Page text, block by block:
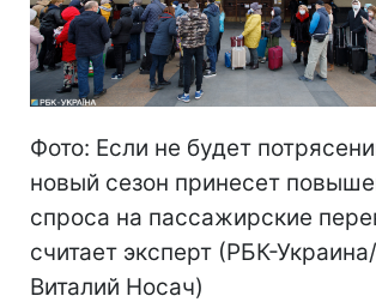
Фото: Если не будет
новый сезон принесет
спроса на пассажирские
считает эксперт (РБК-Украина/
Виталий Носач)